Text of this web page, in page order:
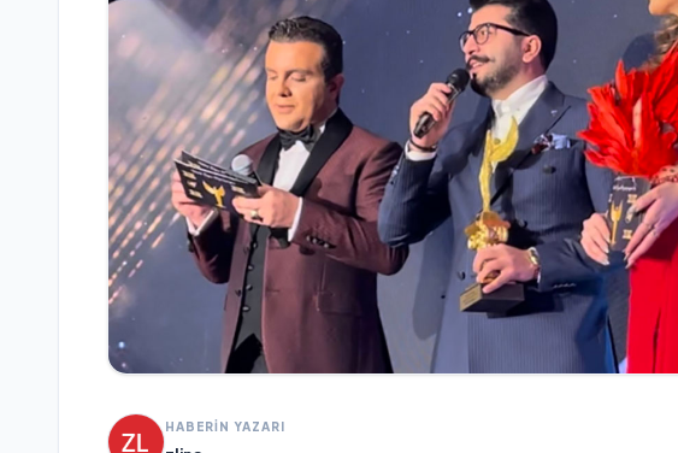
HABERİN YAZARI